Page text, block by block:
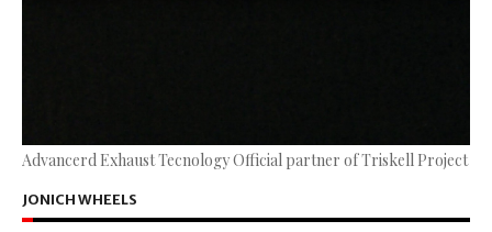
Advancerd Exhaust Tecnology Official partner of Triskell Project
JONICH WHEELS